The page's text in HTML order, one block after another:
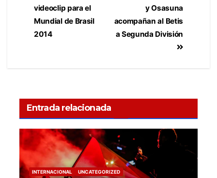
y Osasuna
acompañan al Betis
a Segunda División
videoclip para el
Mundial de Brasil
2014
Entrada relacionada
INTERNACIONAL UNCATEGORIZED